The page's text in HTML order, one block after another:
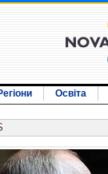
Освіта